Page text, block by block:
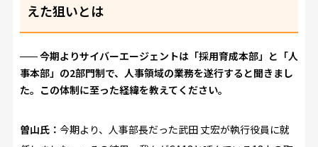
えた狙いとは
今期よりサイバーエージェントは「採用育成本部」と「人
事本部」の2部門制で、人事領域の業務を遂行すると聞きまし
た。この体制に至った経緯を教えてください。
曽山氏： 今期より、人事部長だった武田 丈宏が執行役員に就